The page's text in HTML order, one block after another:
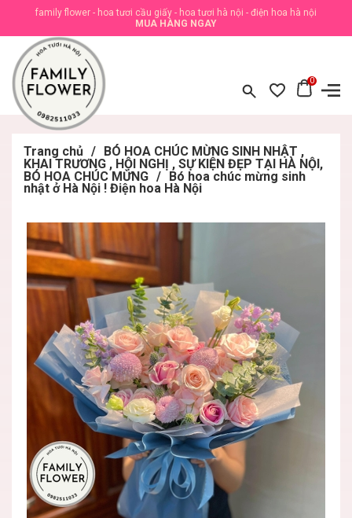
family flower - hoa tươi cầu giấy - hoa tươi hà nội - điện hoa hà nội
MUA HÀNG NGAY
0
Trang chủ / BÓ HOA CHÚC MỪNG SINH NHẬT ,
KHAI TRƯƠNG , HỘI NGHỊ , SỰ KIỆN ĐẸP TẠI HÀ NỘI,
BÓ HOA CHÚC MỪNG / Bó hoa chúc mừng sinh
nhật ở Hà Nội ! Điện hoa Hà Nội